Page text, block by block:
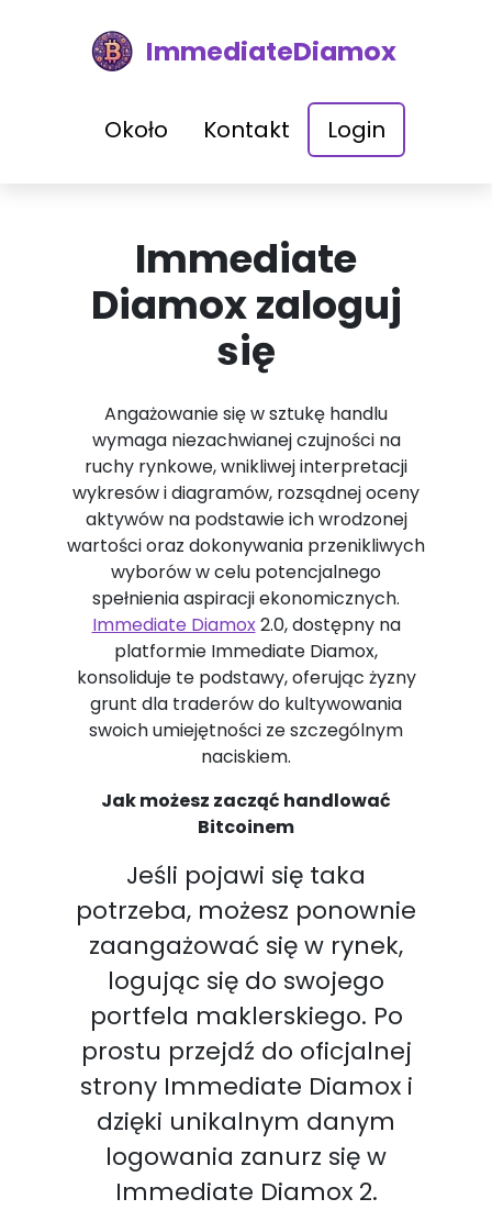
ImmediateDiamox
Około Kontakt Login
Immediate
Diamox zaloguj
się
Angażowanie się w sztukę handlu
wymaga niezachwianej czujności na
ruchy rynkowe, wnikliwej interpretacji
wykresów i diagramów, rozsądnej oceny
aktywów na podstawie ich wrodzonej
wartości oraz dokonywania przenikliwych
wyborów w celu potencjalnego
spełnienia aspiracji ekonomicznych.
Immediate Diamox2.0, dostępny na
platformie Immediate Diamox,
konsoliduje te podstawy, oferując żyzny
grunt dla traderów do kultywowania
swoich umiejętności ze szczególnym
naciskiem.
Jak możesz zacząć handlować
Bitcoinem
Jeśli pojawi się taka
potrzeba, możesz ponownie
zaangażować się w rynek,
logując się do swojego
portfela maklerskiego. Po
prostu przejdź do oficjalnej
strony Immediate Diamox i
dzięki unikalnym danym
logowania zanurz się w
Immediate Diamox 2.